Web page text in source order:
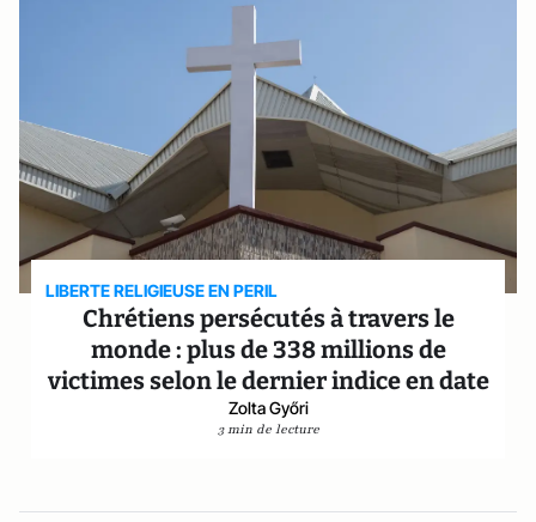
LIBERTE RELIGIEUSE EN PERIL
Chrétiens persécutés à travers le
monde : plus de 338 millions de
victimes selon le dernier indice en date
Zolta Győri
3 min de lecture